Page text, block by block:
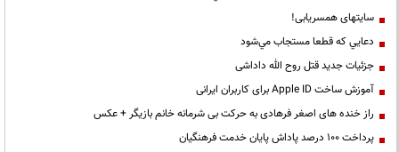
سایتهای همسریابی!
دعايي كه قطعا مستجاب مي‌شود
جزئیات جدید قتل روح الله داداشی
آموزش ساخت Apple ID برای کاربران ایرانی
راز خنده های اصغر فرهادی به حرکت بی شرمانه خانم بازیگر + عکس
پرداخت ۱۰۰ درصد پاداش پایان خدمت فرهنگیان